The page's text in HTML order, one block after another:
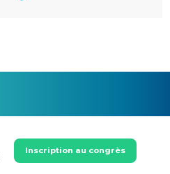
Inscription au congrès